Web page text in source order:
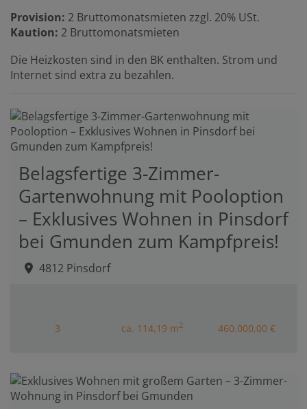
Provision: 2 Bruttomonatsmieten zzgl. 20% USt.
Kaution: 2 Bruttomonatsmieten
Die Heizkosten sind in den BK enthalten. Strom und
Internet sind extra zu bezahlen.
Belagsfertige 3-Zimmer-
Gartenwohnung mit Pooloption
– Exklusives Wohnen in Pinsdorf
bei Gmunden zum Kampfpreis!
4812 Pinsdorf
3 ca. 114,19 m2 460.000,00 €